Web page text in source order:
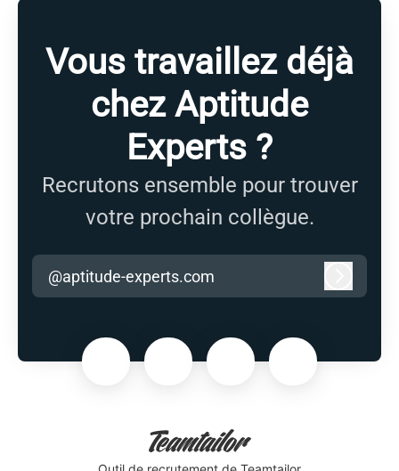
Vous travaillez déjà
chez Aptitude
Experts ?
Recrutons ensemble pour trouver
votre prochain collègue.
@aptitude-experts.com